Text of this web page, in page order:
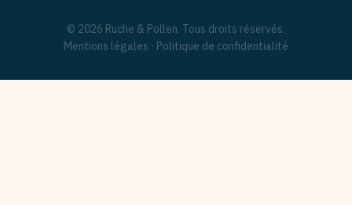
© 2026 Ruche & Pollen. Tous droits réservés.
Mentions légales · Politique de confidentialité